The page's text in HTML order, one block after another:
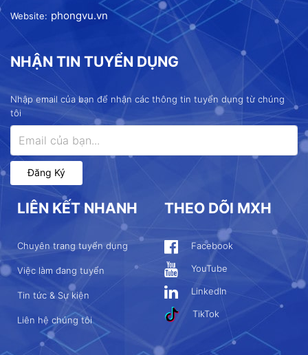
Website: phongvu.vn
NHẬN TIN TUYỂN DỤNG
Nhập email của bạn để nhận các thông tin tuyển dụng từ chúng
tôi
Đăng Ký
LIÊN KẾT NHANH
Chuyên trang tuyển dụng
Việc làm đang tuyển
Tin tức & Sự kiện
Liên hệ chúng tôi
THEO DÕI MXH
Facebook
YouTube
LinkedIn
TikTok